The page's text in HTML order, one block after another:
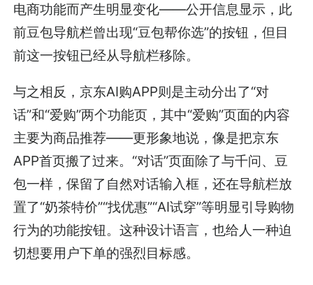
电商功能而产生明显变化——公开信息显示，此
前豆包导航栏曾出现“豆包帮你选”的按钮，但目
前这一按钮已经从导航栏移除。
与之相反，京东AI购APP则是主动分出了“对
话”和“爱购”两个功能页，其中“爱购”页面的内容
主要为商品推荐——更形象地说，像是把京东
APP首页搬了过来。“对话”页面除了与千问、豆
包一样，保留了自然对话输入框，还在导航栏放
置了“奶茶特价”“找优惠”“AI试穿”等明显引导购物
行为的功能按钮。这种设计语言，也给人一种迫
切想要用户下单的强烈目标感。